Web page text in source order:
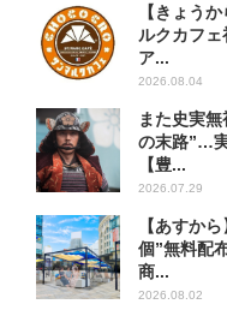
【きょう
ルクカフ
ア...
2026.08.04
また史実
の末路”…
【豊...
2026.07.29
【あすか
個”無料配
商...
2026.08.02